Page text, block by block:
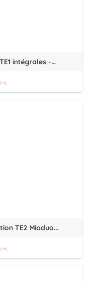
intégrales -...
€
TE2 Mioduo...
€